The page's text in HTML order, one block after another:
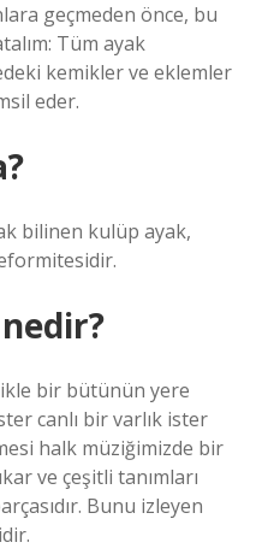
geçmeden önce, bu
Tüm ayak
kemikler ve eklemler
eder.
bilinen kulüp ayak,
bir bütünün yere
canlı bir varlık ister
halk müziğimizde bir
ve çeşitli tanımları
Bunu izleyen